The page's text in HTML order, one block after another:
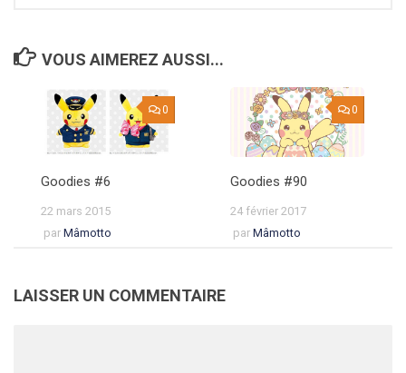
VOUS AIMEREZ AUSSI...
0
Goodies #6
22 mars 2015
par Mâmotto
0
Goodies #90
24 février 2017
par Mâmotto
LAISSER UN COMMENTAIRE